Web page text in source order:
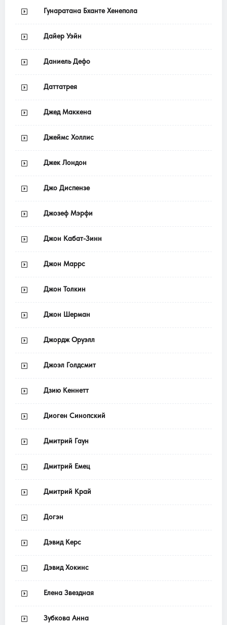
Гунаратана Бханте Хенепола
Дайер Уэйн
Даниель Дефо
Даттатрея
Джед Маккена
Джеймс Холлис
Джек Лондон
Джо Диспензе
Джозеф Мэрфи
Джон Кабат-Зинн
Джон Маррс
Джон Толкин
Джон Шерман
Джордж Оруэлл
Джоэл Голдсмит
Дзию Кеннетт
Диоген Синопский
Дмитрий Гаун
Дмитрий Емец
Дмитрий Край
Догэн
Дэвид Керс
Дэвид Хокинс
Елена Звездная
Зубкова Анна